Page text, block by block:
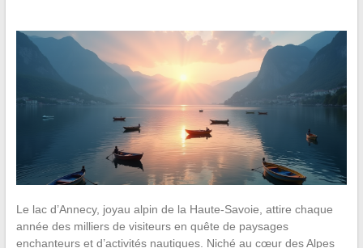
Le lac d’Annecy, joyau alpin de la Haute-Savoie, attire chaque
année des milliers de visiteurs en quête de paysages
enchanteurs et d’activités nautiques. Niché au cœur des Alpes